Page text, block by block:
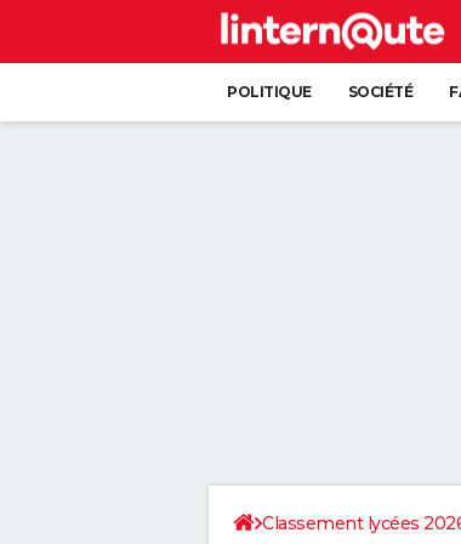
POLITIQUE SOCIÉTÉ
Classement lycées